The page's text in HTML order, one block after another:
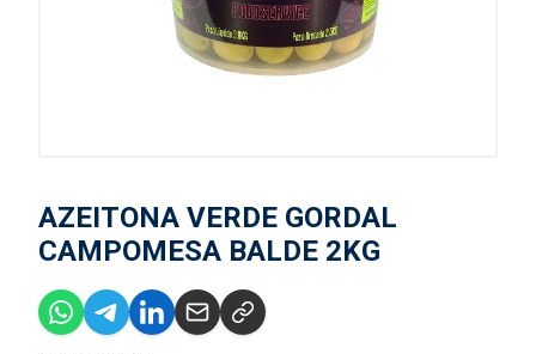
AZEITONA VERDE GORDAL
CAMPOMESA BALDE 2KG